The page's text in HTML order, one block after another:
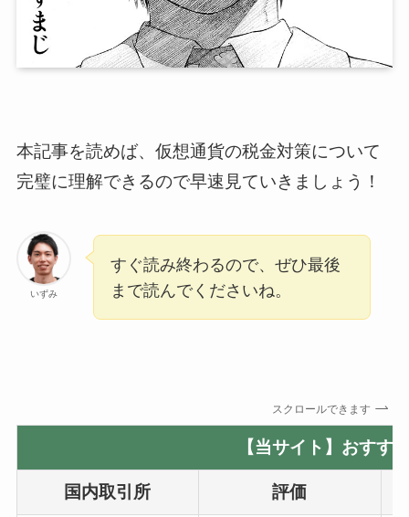
本記事を読めば、仮想通貨の税金対策について
完璧に理解できるので早速見ていきましょう！
いずみ
すぐ読み終わるので、ぜひ最後
まで読んでくださいね。
スクロールできます
【当サイト】おすす
国内取引所 評価